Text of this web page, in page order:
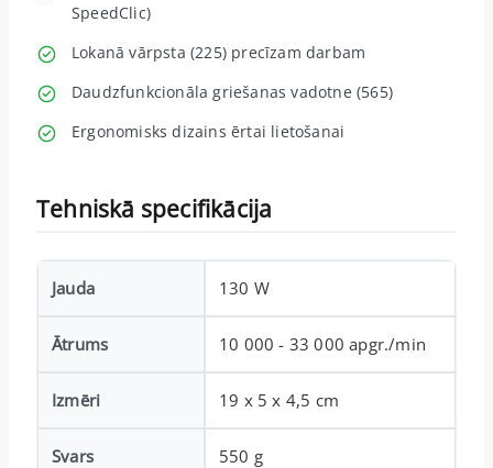
SpeedClic)
Lokanā vārpsta (225) precīzam darbam
Daudzfunkcionāla griešanas vadotne (565)
Ergonomisks dizains ērtai lietošanai
Tehniskā specifikācija
Jauda 130 W
Ātrums 10 000 - 33 000 apgr./min
Izmēri 19 x 5 x 4,5 cm
Svars 550 g